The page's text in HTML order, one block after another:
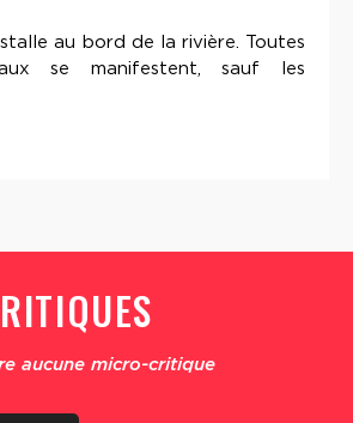
au bord de la rivière. Toutes
se manifestent, sauf les
aucune micro-critique